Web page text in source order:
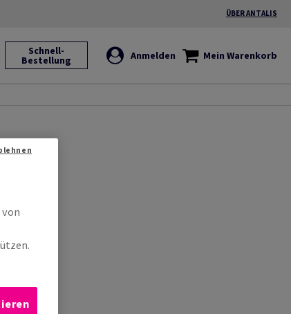
ÜBER ANTALIS
Schnell-
Bestellung Anmelden Mein Warenkorb
von